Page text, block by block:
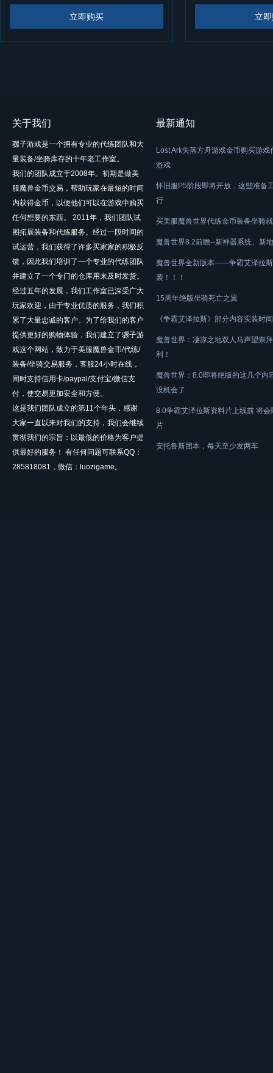
立即购买 立
关于我们
骡子游戏是一个拥有专业的代练团队和大
量装备/坐骑库存的十年老工作室。
我们的团队成立于2008年。初期是做美
服魔兽金币交易，帮助玩家在最短的时间
内获得金币，以便他们可以在游戏中购买
任何想要的东西。 2011年，我们团队试
图拓展装备和代练服务。经过一段时间的
试运营，我们获得了许多买家家的积极反
馈，因此我们培训了一个专业的代练团队
并建立了一个专门的仓库用来及时发货。
经过五年的发展，我们工作室已深受广大
玩家欢迎，由于专业优质的服务，我们积
累了大量忠诚的客户。为了给我们的客户
提供更好的购物体验，我们建立了骡子游
戏这个网站，致力于美服魔兽金币/代练/
装备/坐骑交易服务，客服24小时在线，
同时支持信用卡/paypal/支付宝/微信支
付，使交易更加安全和方便。
这是我们团队成立的第11个年头，感谢
大家一直以来对我们的支持，我们会继续
贯彻我们的宗旨：以最低的价格为客户提
供最好的服务！ 有任何问题可联系QQ：
285818081，微信：luozigame。
最新通知
Lost Ark失落方舟游戏金币购买游戏
游戏
怀旧服P5阶段即将开放，这些准备
行
买美服魔兽世界代练金币装备坐骑
魔兽世界8.2前瞻--新神器系统、新
魔兽世界全新版本——争霸艾泽拉
袭！！！
15周年绝版坐骑死亡之翼
《争霸艾泽拉斯》部分内容实装时
魔兽世界：凄凉之地双人马声望崇
利！
魔兽世界：8.0即将绝版的这几个内
没机会了
8.0争霸艾泽拉斯资料片上线前 将会
片
安托鲁斯团本，每天至少发两车